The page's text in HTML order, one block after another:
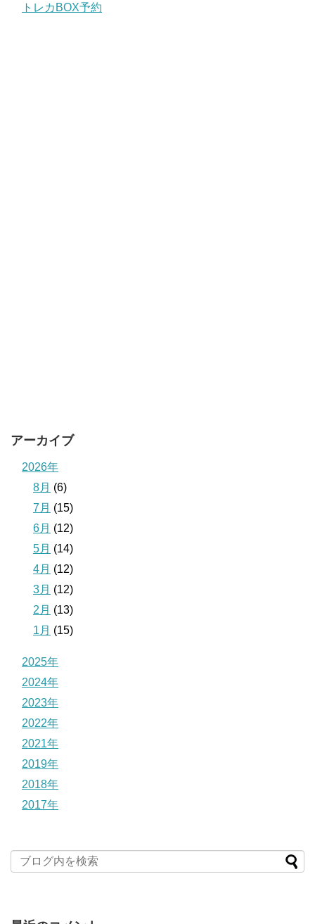
トレカBOX予約
アーカイブ
2026年
8月 (6)
7月 (15)
6月 (12)
5月 (14)
4月 (12)
3月 (12)
2月 (13)
1月 (15)
2025年
2024年
2023年
2022年
2021年
2019年
2018年
2017年